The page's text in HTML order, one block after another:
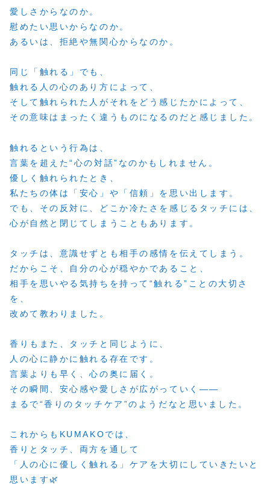
愛しさからなのか。
慰めたい思いからなのか。
あるいは、拒絶や無関心からなのか。
同じ「触れる」でも、
触れる人の心のあり方によって、
そして触れられた人がそれをどう感じたかによって、
その意味はまったく違うものになるのだと感じました。
触れるという行為は、
言葉を超えた“心の対話”なのかもしれません。
優しく触れられたとき、
私たちの体は「安心」や「信頼」を思い出します。
でも、その反対に、どこか冷たさを感じるタッチには、
心が自然と閉じてしまうこともあります。
タッチは、意識せずとも相手の感情を伝えてしまう。
だからこそ、自分の心が穏やかであること、
相手を思いやる気持ちを持って“触れる”ことの大切さ
を、
改めて教わりました。
香りもまた、タッチと同じように、
人の心に静かに触れる存在です。
言葉よりも早く、心の奥に届く。
その瞬間、安心感や愛しさが広がっていく――
まるで“香りのタッチケア”のようだなと思いました。
これからもKUMAKOでは、
香りとタッチ、両方を通して
「人の心に優しく触れる」ケアを大切にしていきたいと
思います🌿